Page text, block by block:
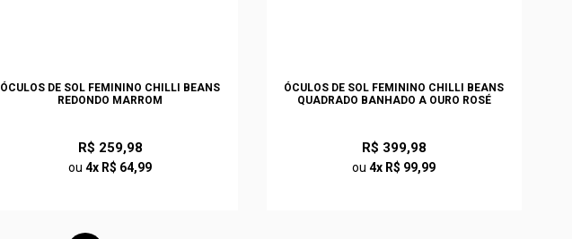
ÓCULOS DE SOL FEMININO CHILLI BEANS
REDONDO MARROM
R$ 259,98
ou4x R$ 64,99
ÓCULOS DE SOL FEMININO CHILLI BEANS
QUADRADO BANHADO A OURO ROSÉ
R$ 399,98
ou4x R$ 99,99